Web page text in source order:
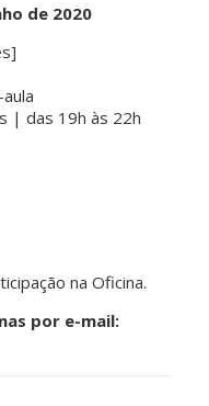
de 2020
| das 19h às 22h
na Oficina.
por e-mail: